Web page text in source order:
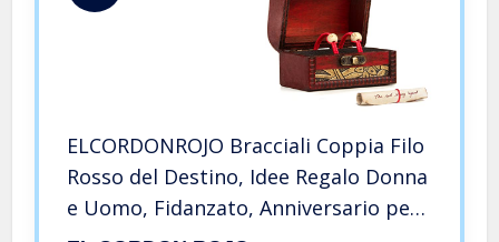
ELCORDONROJO Bracciali Coppia Filo
Rosso del Destino, Idee Regalo Donna
e Uomo, Fidanzato, Anniversario per